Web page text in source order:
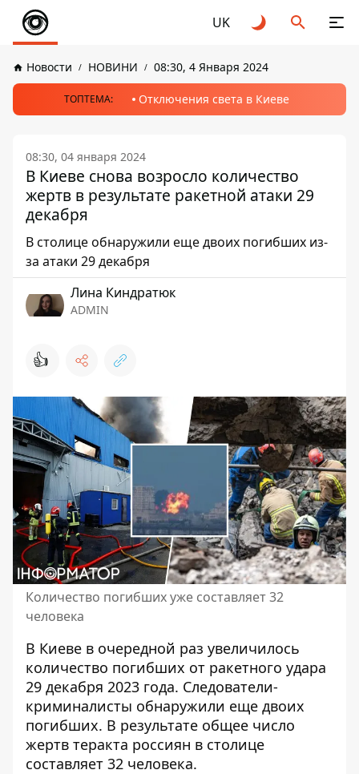
UK
Новости НОВИНИ 08:30, 4 Января 2024
ТОПТЕМА: Отключения света в Киеве
08:30, 04 января 2024
В Киеве снова возросло количество
жертв в результате ракетной атаки 29
декабря
В столице обнаружили еще двоих погибших из-
за атаки 29 декабря
Лина Киндратюк
ADMIN
👍
Количество погибших уже составляет 32
человека
В Киеве в очередной раз увеличилось
количество погибших от ракетного удара
29 декабря 2023 года. Следователи-
криминалисты обнаружили еще двоих
погибших. В результате общее число
жертв теракта россиян в столице
составляет 32 человека.